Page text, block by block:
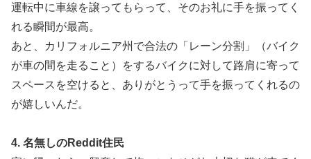
運転中に車線を譲ってもらって、そのお礼に手を振ってく
れる瞬間が最高。
あと、カリフォルニア州で合法の「レーン分割」（バイク
が車の間を走ること）をするバイクに対して路肩に寄って
スペースを空けると、ありがとうって手を振ってくれるの
が嬉しいんだ。
4. 名無しのReddit住民